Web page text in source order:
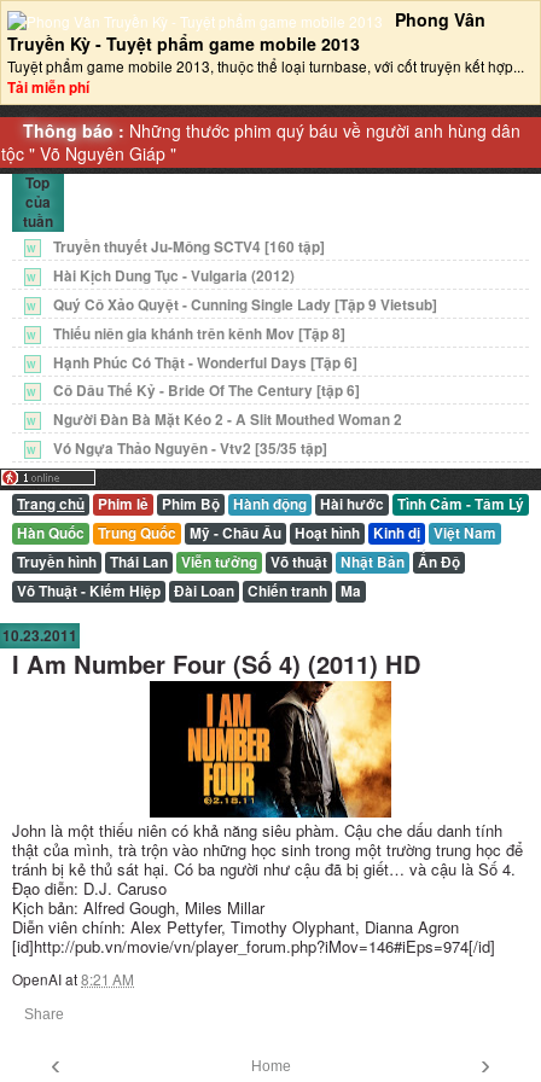
Phong Vân
Truyền Kỳ - Tuyệt phẩm game mobile 2013‎
Tuyệt phẩm game mobile 2013, thuộc thể loại turnbase, với cốt truyện kết hợp...
Tải miễn phí
Thông báo : Những thước phim quý báu về người anh hùng dân
tộc "Võ Nguyên Giáp "
Top
của
tuần
W Truyền thuyết Ju-Mông SCTV4 [160 tập]
W Hài Kịch Dung Tục - Vulgaria (2012)
W Quý Cô Xảo Quyệt - Cunning Single Lady [Tập 9 Vietsub]
W Thiếu niên gia khánh trên kênh Mov [Tập 8]
W Hạnh Phúc Có Thật - Wonderful Days [Tập 6]
W Cô Dâu Thế Kỷ - Bride Of The Century [tập 6]
W Người Đàn Bà Mặt Kéo 2 - A Slit Mouthed Woman 2
W Vó Ngựa Thảo Nguyên - Vtv2 [35/35 tập]
Trang chủ Phim lẻ Phim Bộ Hành động Hài hước
Tình Cảm - Tâm Lý
Hàn Quốc
Trung Quốc Mỹ - Châu Âu Hoạt hình Kinh dị
Việt Nam
Truyền hình
Thái Lan Viễn tưởng Võ thuật Nhật Bản
Ấn Độ
Võ Thuật - Kiếm Hiệp
Đài Loan Chiến tranh Ma
10.23.2011
I Am Number Four (Số 4) (2011) HD
John là một thiếu niên có khả năng siêu phàm. Cậu che dấu danh tính
thật của mình, trà trộn vào những học sinh trong một trường trung học để
tránh bị kẻ thủ sát hại. Có ba người như cậu đã bị giết… và cậu là Số 4.
Đạo diễn: D.J. Caruso
Kịch bản: Alfred Gough, Miles Millar
Diễn viên chính: Alex Pettyfer, Timothy Olyphant, Dianna Agron
[id]http://pub.vn/movie/vn/player_forum.php?iMov=146#iEps=974[/id]
OpenAIat8:21 AM
Share
‹ ›
Home